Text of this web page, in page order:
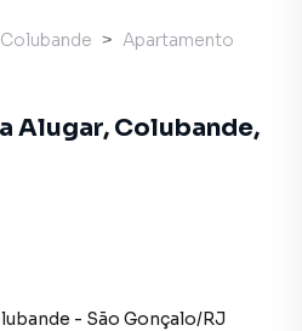
Colubande
Apartamento
Alugar, Colubande,
- São Gonçalo/RJ